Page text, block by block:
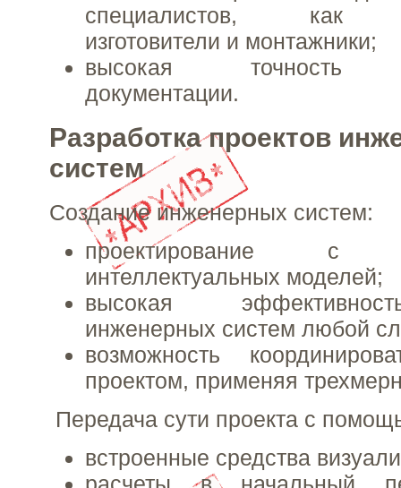
специалистов, как
изготовители и монтажники;
высокая точность
документации.
Разработка проектов
систем
Создание инженерных систем:
проектирование с
интеллектуальных моделей;
высокая
инженерных систем любой
возможность
проектом, применяя
Передача сути проекта с
встроенные средства